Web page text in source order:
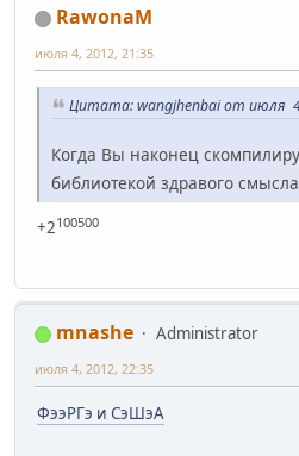
RawonaM
июля 4, 2012, 21:35
Цитата: wangjhenbai от июля
Когда Вы наконец
библиотекой здравого
+2100500
mnashe
Administrator
июля 4, 2012, 22:35
ФээРГэ и СэШэА